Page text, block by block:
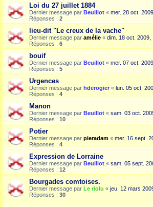
Loi du 27 juillet 1884
Dernier message par Beuillot « mer. 28 oct.
Réponses : 2
lieu-dit "Le creux de la vache"
Dernier message par amélie « dim. 18 oct. 2009,
Réponses : 6
bouif
Dernier message par Beuillot « mer. 07 oct.
Réponses : 5
Urgences
Dernier message par hderogier « lun. 05 oct.
Réponses : 4
Manon
Dernier message par Beuillot « sam. 03 oct.
Réponses : 10
Potier
Dernier message par pieradam « mer. 16 sept.
Réponses : 4
Expression de Lorraine
Dernier message par Beuillot « sam. 05 sept.
Réponses : 12
Bourgades comtoises.
Dernier message par Le riolu « jeu. 12 mars
Réponses : 30